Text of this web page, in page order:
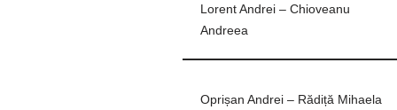
Lorent Andrei – Chioveanu
Andreea
Oprișan Andrei – Rădiță Mihaela